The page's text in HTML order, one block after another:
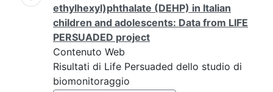
ethylhexyl)phthalate (DEHP) in Italian
children and adolescents: Data from LIFE
PERSUADED project
Contenuto Web
Risultati di Life Persuaded dello studio di
biomonitoraggio